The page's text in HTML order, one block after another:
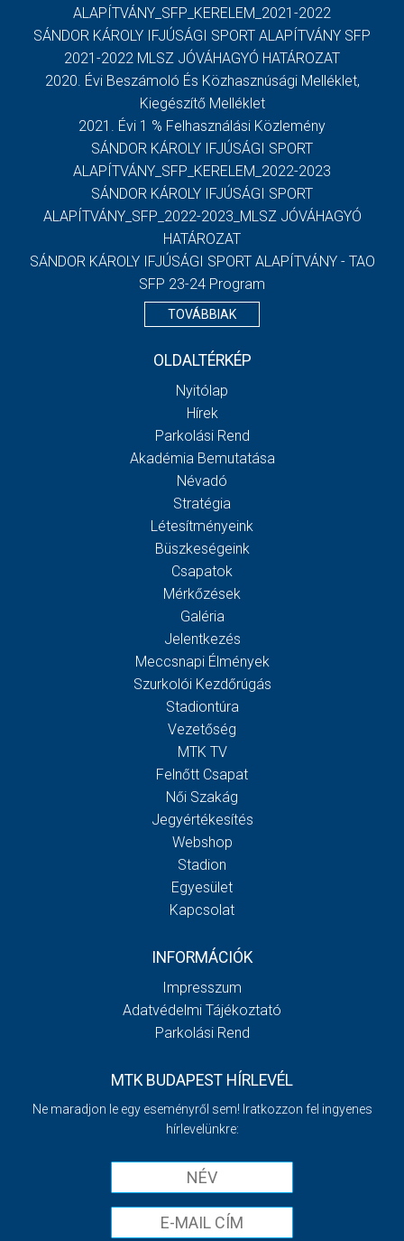
ALAPÍTVÁNY_SFP_KERELEM_2021-2022
SÁNDOR KÁROLY IFJÚSÁGI SPORT ALAPÍTVÁNY SFP
2021-2022 MLSZ JÓVÁHAGYÓ HATÁROZAT
2020. Évi Beszámoló És Közhasznúsági Melléklet,
Kiegészítő Melléklet
2021. Évi 1 % Felhasználási Közlemény
SÁNDOR KÁROLY IFJÚSÁGI SPORT
ALAPÍTVÁNY_SFP_KERELEM_2022-2023
SÁNDOR KÁROLY IFJÚSÁGI SPORT
ALAPÍTVÁNY_SFP_2022-2023_MLSZ JÓVÁHAGYÓ
HATÁROZAT
SÁNDOR KÁROLY IFJÚSÁGI SPORT ALAPÍTVÁNY - TAO
SFP 23-24 Program
TOVÁBBIAK
OLDALTÉRKÉP
Nyitólap
Hírek
Parkolási Rend
Akadémia Bemutatása
Névadó
Stratégia
Létesítményeink
Büszkeségeink
Csapatok
Mérkőzések
Galéria
Jelentkezés
Meccsnapi Élmények
Szurkolói Kezdőrúgás
Stadiontúra
Vezetőség
MTK TV
Felnőtt Csapat
Női Szakág
Jegyértékesítés
Webshop
Stadion
Egyesület
Kapcsolat
INFORMÁCIÓK
Impresszum
Adatvédelmi Tájékoztató
Parkolási Rend
MTK BUDAPEST HÍRLEVÉL
Ne maradjon le egy eseményről sem! Iratkozzon fel ingyenes
hírlevelünkre: